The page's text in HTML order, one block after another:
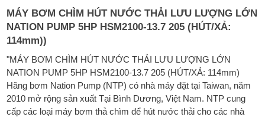
MÁY BƠM CHÌM HÚT NƯỚC THẢI LƯU LƯỢNG LỚN
NATION PUMP 5HP HSM2100-13.7 205 (HÚT/XẢ:
114mm))
"MÁY BƠM CHÌM HÚT NƯỚC THẢI LƯU LƯỢNG LỚN
NATION PUMP 5HP HSM2100-13.7 205 (HÚT/XẢ: 114mm)
Hãng bơm Nation Pump (NTP) có nhà máy đặt tại Taiwan, năm
2010 mở rộng sản xuất Tại Bình Dương, Việt Nam. NTP cung
cấp các loại máy bơm thả chìm để hút nước thải cho các nhà